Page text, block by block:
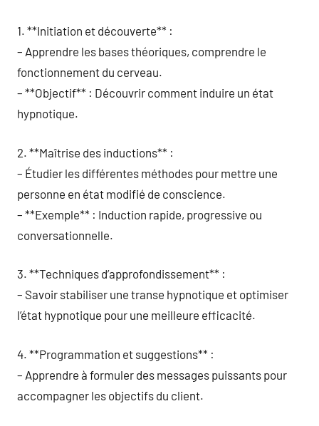
1. **Initiation et découverte** :
– Apprendre les bases théoriques, comprendre le
fonctionnement du cerveau.
– **Objectif** : Découvrir comment induire un état
hypnotique.
2. **Maîtrise des inductions** :
– Étudier les différentes méthodes pour mettre une
personne en état modifié de conscience.
– **Exemple** : Induction rapide, progressive ou
conversationnelle.
3. **Techniques d’approfondissement** :
– Savoir stabiliser une transe hypnotique et optimiser
l’état hypnotique pour une meilleure efficacité.
4. **Programmation et suggestions** :
– Apprendre à formuler des messages puissants pour
accompagner les objectifs du client.